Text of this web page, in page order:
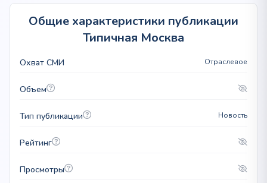
Общие характеристики публикации
Типичная Москва
Охват СМИ Отраслевое
Объем
Тип публикации Новость
Рейтинг
Просмотры